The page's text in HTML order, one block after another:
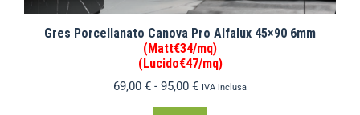
Gres Porcellanato Canova Pro Alfalux 45×90 6mm
(Matt€34/mq)
(Lucido€47/mq)
69,00 € - 95,00 € IVA inclusa